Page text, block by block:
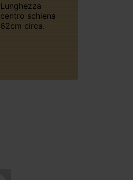
Lunghezza
centro schiena
62cm circa.